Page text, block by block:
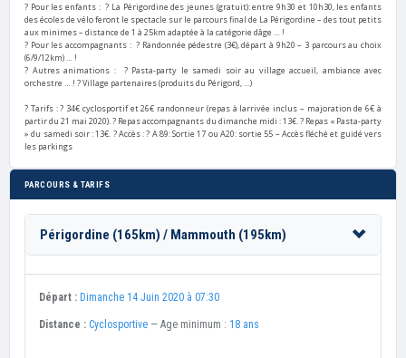
? Pour les enfants : ? La Périgordine des jeunes (gratuit): entre 9h30 et 10h30, les enfants
des écoles de vélo feront le spectacle sur le parcours final de La Périgordine – des tout petits
aux minimes – distance de 1 à 25km adaptée à la catégorie dâge … !
? Pour les accompagnants : ? Randonnée pédestre (3€), départ à 9h20 – 3 parcours au choix
(6/9/12km) … !
? Autres animations : ? Pasta-party le samedi soir au village accueil, ambiance avec
orchestre … ! ? Village partenaires (produits du Périgord, …)
? Tarifs : ? 34€ cyclosportif et 26€ randonneur (repas à larrivée inclus – majoration de 6€ à
partir du 21 mai 2020). ? Repas accompagnants du dimanche midi : 13€. ? Repas « Pasta-party
» du samedi soir : 13€. ? Accès : ? A 89: Sortie 17 ou A20: sortie 55 – Accès fléché et guidé vers
les parkings
PARCOURS & TARIFS
Périgordine (165km) / Mammouth (195km)
Départ : Dimanche 14 Juin 2020 à 07:30
Distance : Cyclosportive — Age minimum : 18 ans